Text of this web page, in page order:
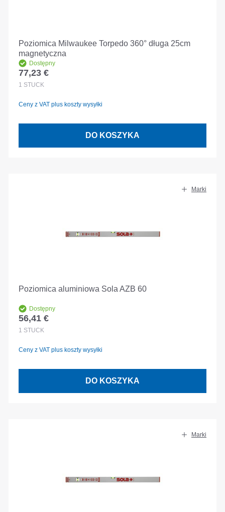
Poziomica Milwaukee Torpedo 360° długa 25cm
magnetyczna
Dostępny
Cena regularna:
77,23 €
1 STÜCK
Ceny z VAT plus koszty wysyłki
DO KOSZYKA
Marki
Poziomica aluminiowa Sola AZB 60
Dostępny
Cena regularna:
56,41 €
1 STÜCK
Ceny z VAT plus koszty wysyłki
DO KOSZYKA
Marki